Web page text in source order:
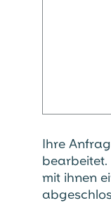
Ihre
mit ihnen